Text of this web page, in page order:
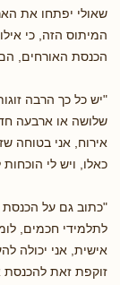
שאולי יפתחו את
המיתוס הזה, כי
הכנסת האורחים,
"יש כל כך הרבה
שלושה או ארבעה
אירוח, אני בטוחה
כאלו, ויש לי הוכחות ל-13 זוגות שפתחו את ביתם וזכו
"כתוב גם על הכנסת
לתלמידי חכמים,
אישית, אני יכולה
זוקפת זאת להכנסת